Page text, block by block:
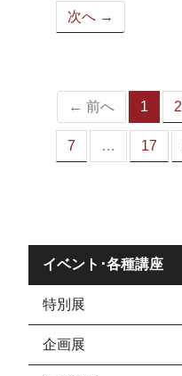
次へ →
← 前へ 1
（こ
の
2
7 … 17
イベント･各種講座
特別展
企画展